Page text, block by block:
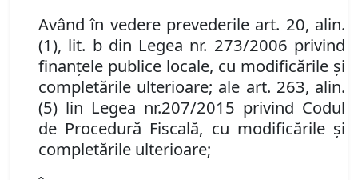
Având în vedere prevederile art. 20, alin.
(1), lit. b din Legea nr. 273/2006 privind
finanțele publice locale, cu modificările și
completările ulterioare; ale art. 263, alin.
(5) lin Legea nr.207/2015 privind Codul
de Procedură Fiscală, cu modificările și
completările ulterioare;